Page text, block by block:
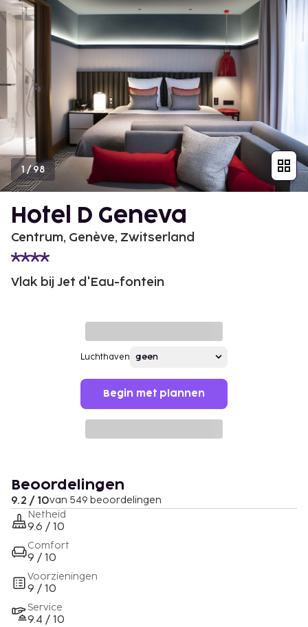
1/98
Hotel D Geneva
Centrum, Genève, Zwitserland
Vlak bij Jet d'Eau-fontein
Luchthaven
Begin met plannen
Beoordelingen
9.2 / 10van 549 beoordelingen
Netheid
9.6 / 10
Comfort
9 / 10
Voorzieningen
9 / 10
Service
9.4 / 10